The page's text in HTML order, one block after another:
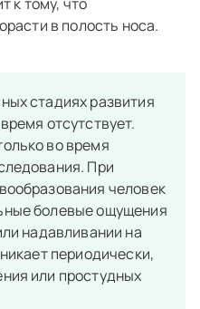
в полость носа.
стадиях развития
отсутствует.
во время
При
человек
болевые ощущения
надавливании на
периодически,
или простудных